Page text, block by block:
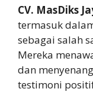
CV. MasDiks
termasuk
sebagai salah
Mereka
dan
testimoni